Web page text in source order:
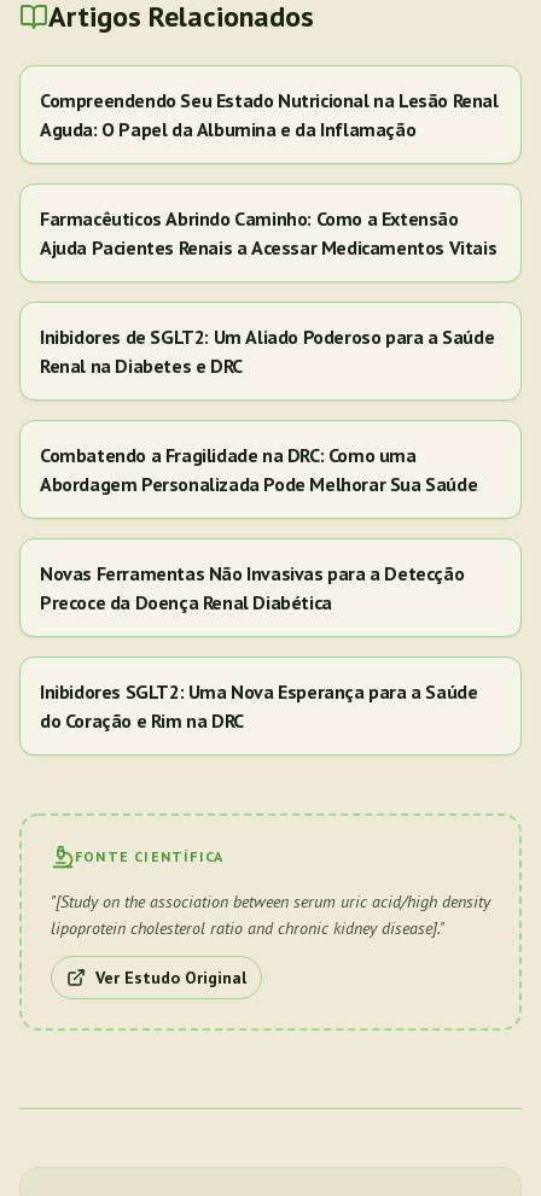
Artigos Relacionados
Compreendendo Seu Estado Nutricional na Lesão Renal
Aguda: O Papel da Albumina e da Inflamação
Farmacêuticos Abrindo Caminho: Como a Extensão
Ajuda Pacientes Renais a Acessar Medicamentos Vitais
Inibidores de SGLT2: Um Aliado Poderoso para a Saúde
Renal na Diabetes e DRC
Combatendo a Fragilidade na DRC: Como uma
Abordagem Personalizada Pode Melhorar Sua Saúde
Novas Ferramentas Não Invasivas para a Detecção
Precoce da Doença Renal Diabética
Inibidores SGLT2: Uma Nova Esperança para a Saúde
do Coração e Rim na DRC
FONTE CIENTÍFICA
"[Study on the association between serum uric acid/high density
lipoprotein cholesterol ratio and chronic kidney disease]."
Ver Estudo Original